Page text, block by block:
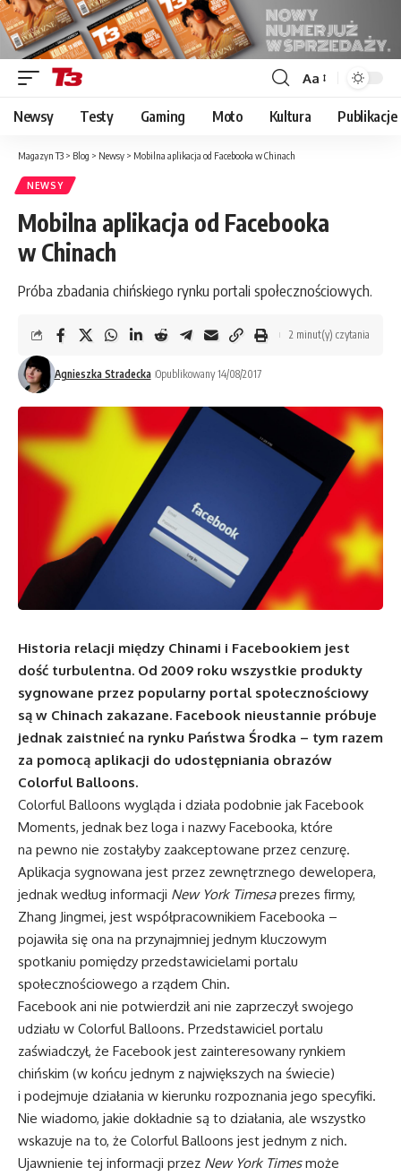
Font
Resizer
Aa
Newsy Testy Gaming Moto Kultura Publikacje
Magazyn T3 > Blog > Newsy > Mobilna aplikacja od Facebooka w Chinach
NEWSY
Mobilna aplikacja od Facebooka
w Chinach
Próba zbadania chińskiego rynku portali społecznościowych.
Agnieszka Stradecka Opublikowany 14/08/2017
2 minut(y) czytania
Historia relacji między Chinami i Facebookiem jest
dość turbulentna. Od 2009 roku wszystkie produkty
sygnowane przez popularny portal społecznościowy
są w Chinach zakazane. Facebook nieustannie próbuje
jednak zaistnieć na rynku Państwa Środka – tym razem
za pomocą aplikacji do udostępniania obrazów
Colorful Balloons.
Colorful Balloons wygląda i działa podobnie jak Facebook
Moments, jednak bez loga i nazwy Facebooka, które
na pewno nie zostałyby zaakceptowane przez cenzurę.
Aplikacja sygnowana jest przez zewnętrznego dewelopera,
jednak według informacji New York Timesaprezes firmy,
Zhang Jingmei, jest współpracownikiem Facebooka –
pojawiła się ona na przynajmniej jednym kluczowym
spotkaniu pomiędzy przedstawicielami portalu
społecznościowego a rządem Chin.
Facebook ani nie potwierdził ani nie zaprzeczył swojego
udziału w Colorful Balloons. Przedstawiciel portalu
zaświadczył, że Facebook jest zainteresowany rynkiem
chińskim (w końcu jednym z największych na świecie)
i podejmuje działania w kierunku rozpoznania jego specyfiki.
Nie wiadomo, jakie dokładnie są to działania, ale wszystko
wskazuje na to, że Colorful Balloons jest jednym z nich.
Ujawnienie tej informacji przez New York Timesmoże